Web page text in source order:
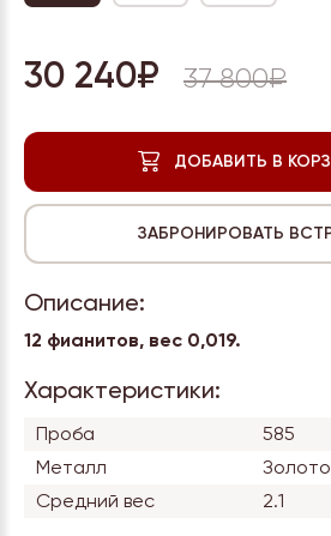
30 240₽ 37 800₽
Описание:
12 фианитов, вес 0,019.
Характеристики:
Проба
585
Металл
Золото
Средний вес
2.1